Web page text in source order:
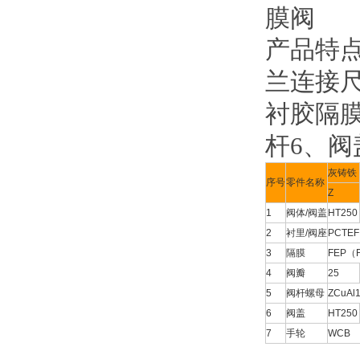
产品特
兰连接
衬胶隔
杆6、阀
序号零件名称
灰铸铁
Z
1
阀体/阀盖 HT250
2
衬里/阀座
3
隔膜
FEP（
4
阀瓣
25
5
阀杆螺母
6
阀盖
HT250
7
手轮 WCB